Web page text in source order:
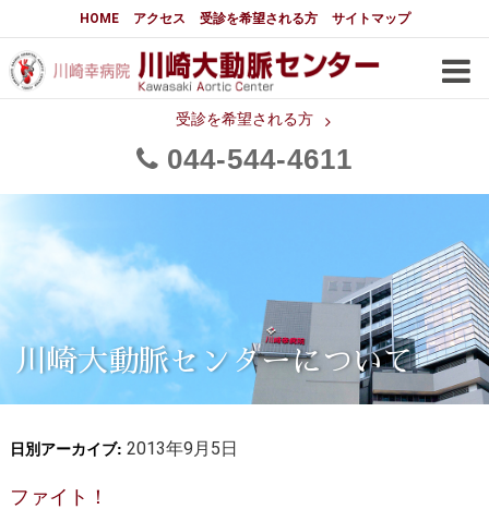
HOME アクセス 受診を希望される方 サイトマップ
受診を希望される方
044 544 4611
大動脈センターについて
はじめに 大動脈センターについて
メディアでの紹介
都道府県別患者マップ 都道府県別紹介病院
大動脈瘤について 基本編
3分でわかる大動脈瘤・大動脈
大動脈瘤
大動脈解離（解離性大動脈瘤）
胸部大動脈瘤の治療
腹部大動脈瘤の治療
大動脈弁・大動脈基部の治療
川崎大動脈センターについて
日別アーカイブ: 2013年9月5日
ファイト！